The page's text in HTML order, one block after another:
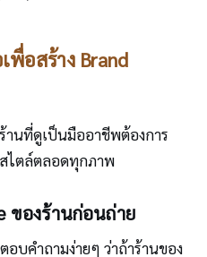
พื่อสร้าง Brand
นที่ดูเป็นมืออาชีพต้องการ
ไตล์ตลอดทุกภาพ
ของร้านก่อนถ่าย
บคำถามง่ายๆ ว่าถ้าร้านของ